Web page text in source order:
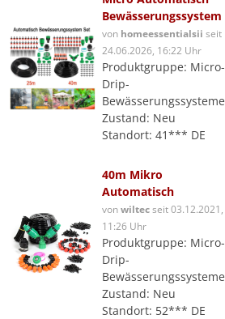
Bewässerungssystem
von homeessentialsii seit
24.06.2026, 16:22 Uhr
Produktgruppe: Micro-
Drip-
Bewässerungssysteme
Zustand: Neu
Standort: 41*** DE
40m Mikro
Automatisch
vonwiltecseit 03.12.2021,
11:26 Uhr
Produktgruppe: Micro-
Drip-
Bewässerungssysteme
Zustand: Neu
Standort: 52*** DE